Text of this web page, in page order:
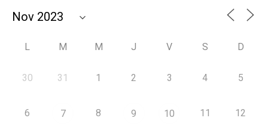
L M M J V S D
30 31 1 2 3 4 5
6 7 8 9 10 11 12